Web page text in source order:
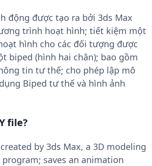
động được tạo ra bởi 3ds Max
trình hoạt hình; tiết kiệm một
hình cho các đối tượng được
biped (hình hai chân); bao gồm
tin tư thế; cho phép lập mô
Biped tư thế và hình ảnh
file?
by 3ds Max, a 3D modeling
saves an animation